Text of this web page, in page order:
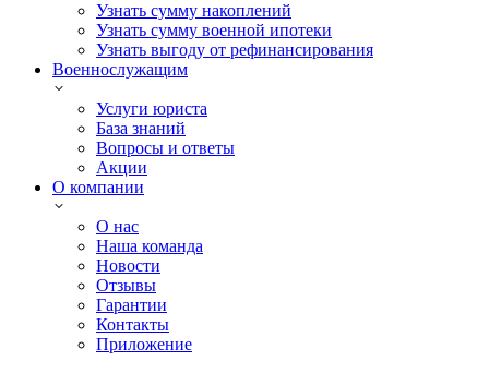
Узнать сумму накоплений
Узнать сумму военной ипотеки
Узнать выгоду от рефинансирования
Военнослужащим
Услуги юриста
База знаний
Вопросы и ответы
Акции
О компании
О нас
Наша команда
Новости
Отзывы
Гарантии
Контакты
Приложение